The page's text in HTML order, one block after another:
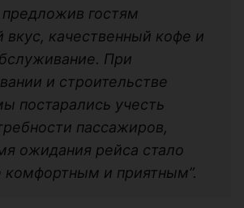
гостям
вкус, качественный кофе и
При
и строительстве
постарались учесть
пассажиров,
ожидания рейса стало
и приятным”.